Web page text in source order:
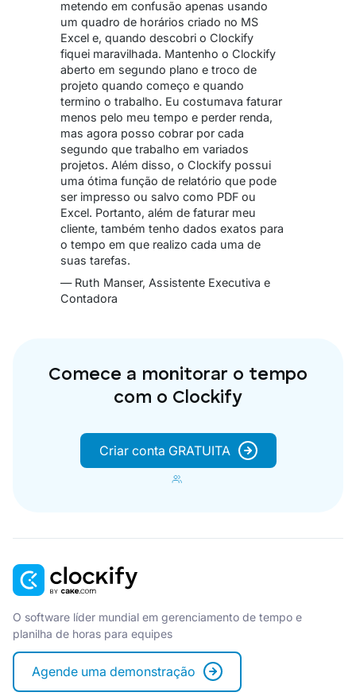
metendo em confusão apenas usando
um quadro de horários criado no MS
Excel e, quando descobri o Clockify
fiquei maravilhada. Mantenho o Clockify
aberto em segundo plano e troco de
projeto quando começo e quando
termino o trabalho. Eu costumava faturar
menos pelo meu tempo e perder renda,
mas agora posso cobrar por cada
segundo que trabalho em variados
projetos. Além disso, o Clockify possui
uma ótima função de relatório que pode
ser impresso ou salvo como PDF ou
Excel. Portanto, além de faturar meu
cliente, também tenho dados exatos para
o tempo em que realizo cada uma de
suas tarefas.
— Ruth Manser, Assistente Executiva e
Contadora
Comece a monitorar o tempo
com o Clockify
Criar conta GRATUITA
O software líder mundial em gerenciamento de tempo e
planilha de horas para equipes
Agende uma demonstração